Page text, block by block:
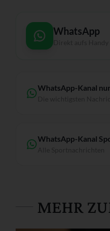
WhatsApp
WhatsApp-Kanal
WhatsApp-Kanal
MEHR